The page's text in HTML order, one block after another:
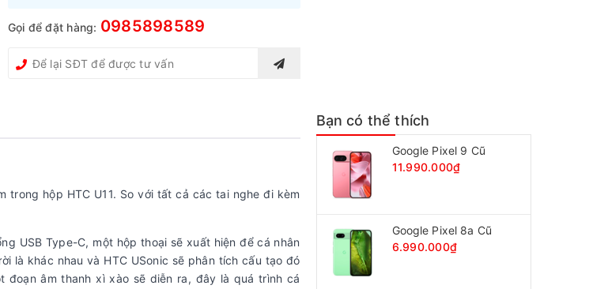
Gọi để đặt hàng: 0985898589
trong hộp HTC U11. So với tất cả các tai nghe đi kèm
USB Type-C, một hộp thoại sẽ xuất hiện để cá nhân
là khác nhau và HTC USonic sẽ phân tích cấu tạo đó
âm thanh xì xào sẽ diễn ra, đây là quá trình cá
Bạn có thể thích
Google Pixel 9 Cũ
11.990.000₫
Google Pixel 8a Cũ
6.990.000₫